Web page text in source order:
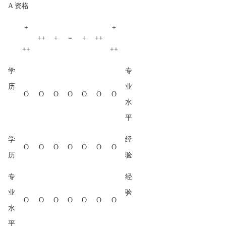
A 资格
+
++
++ + = + ++
+
++
学
历
O
O O O O O O
专
业
水
平
学
历
O O O O O O O
经
验
专
业
水
平
O O O O O O O
经
验